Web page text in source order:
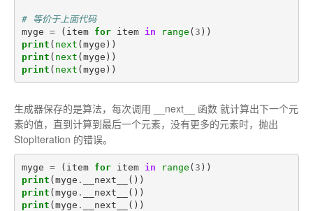
# 等价于上面代码
myge = ( item for item in range ( 3 ))
print ( next (myge ))
print ( next (myge ))
print ( next (myge ))
生成器保存的是算法，每次调用 __next__ 函数 就计算出下一个元
素的值，直到计算到最后一个元素，没有更多的元素时，抛出
StopIteration 的错误。
myge = ( item for item in range ( 3 ))
print (myge . __next__
())
print (myge . __next__
())
print (myge . __next__
())